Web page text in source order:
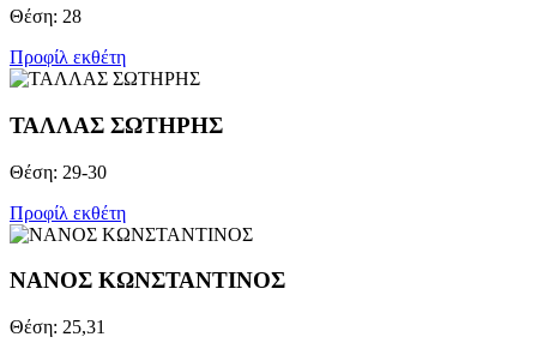
Θέση: 28
Προφίλ εκθέτη
ΤΑΛΛΑΣ ΣΩΤΗΡΗΣ
Θέση: 29-30
Προφίλ εκθέτη
ΝΑΝΟΣ ΚΩΝΣΤΑΝΤΙΝΟΣ
Θέση: 25,31